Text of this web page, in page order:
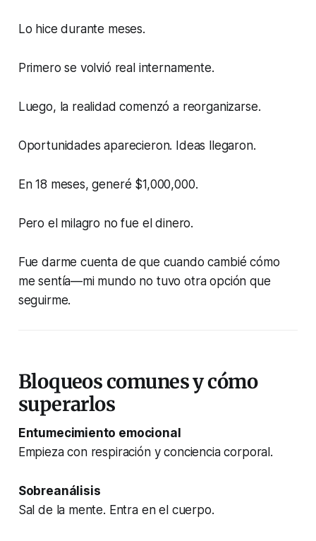
Lo hice durante meses.
Primero se volvió real internamente.
Luego, la realidad comenzó a reorganizarse.
Oportunidades aparecieron. Ideas llegaron.
En 18 meses, generé $1,000,000.
Pero el milagro no fue el dinero.
Fue darme cuenta de que cuando cambié cómo
me sentía—mi mundo no tuvo otra opción que
seguirme.
Bloqueos comunes y cómo
superarlos
Entumecimiento emocional
Empieza con respiración y conciencia corporal.
Sobreanálisis
Sal de la mente. Entra en el cuerpo.